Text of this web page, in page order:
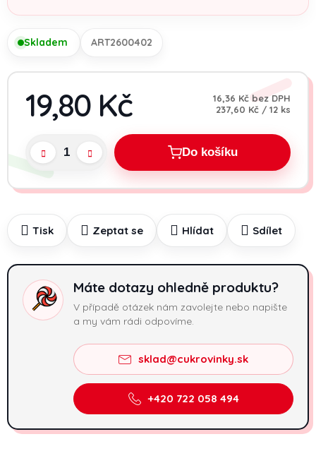
Skladem ART2600402
19,80 Kč
16,36 Kč bez DPH
Měrná cena:
237,60 Kč / 12 ks
Do košíku
Tisk Zeptat se Hlídat Sdílet
Máte dotazy ohledně produktu?
V případě otázek nám zavolejte nebo napište
a my vám rádi odpovíme.
sklad@cukrovinky.sk
+420 722 058 494